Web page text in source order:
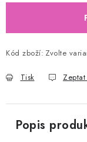
Kód zboží: Zvolte
Tisk Zeptat
Popis